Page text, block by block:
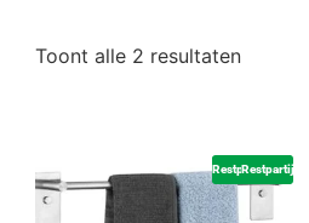
Toont alle 2 resultaten
RestpartijRestpartij